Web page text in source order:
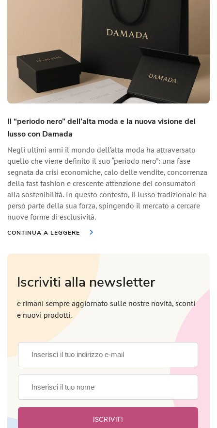
Il “periodo nero” dell’alta moda e la nuova visione del
lusso con Damada
Negli ultimi anni il mondo dell’alta moda ha attraversato
quello che viene definito il suo “periodo nero”: una fase
segnata da crisi economiche, calo delle vendite, concorrenza
della fast fashion e crescente attenzione dei consumatori
alla sostenibilità. In questo contesto, il lusso tradizionale ha
perso parte della sua forza, spingendo il mercato a cercare
nuove forme di esclusività.
CONTINUA A LEGGERE
Iscriviti alla newsletter
e rimani sempre aggiornato sulle nostre novità, sconti
e nuovi prodotti.